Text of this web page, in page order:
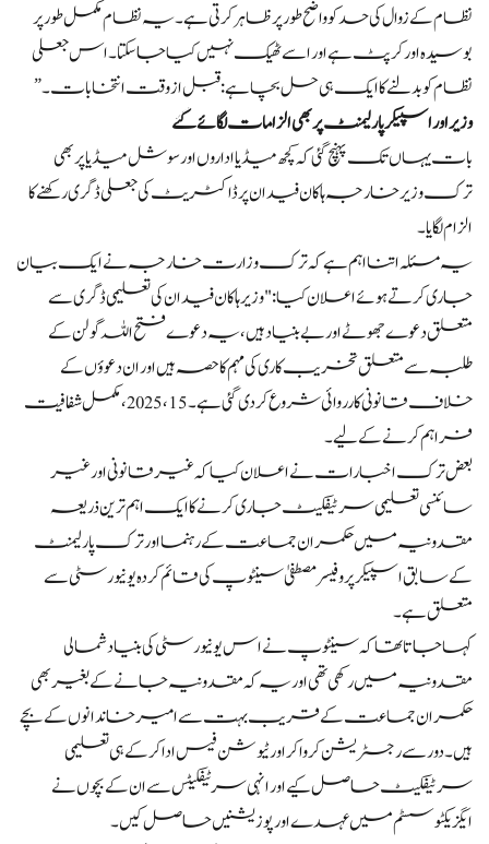
نظام کے زوال کی حد کو واضح طور پر ظاہر کرتی ہے۔ یہ نظام مکمل طور پر
بوسیدہ اور کرپٹ ہے اور اسے ٹھیک نہیں کیا جا سکتا۔ اس جعلی
نظام کو بدلنے کا ایک ہی حل بچا ہے: قبل از وقت انتخابات۔”
وزیر اور اسپیکر پارلیمنٹ پر بھی الزامات لگائے گئے
بات یہاں تک پہنچ گئی کہ کچھ میڈیا اداروں اور سوشل میڈیا پر بھی
ترک وزیر خارجہ ہاکان فیدان پر ڈاکٹریٹ کی جعلی ڈگری رکھنے کا
الزام لگایا۔
یہ مسئلہ اتنا اہم ہے کہ ترک وزارت خارجہ نے ایک بیان
جاری کرتے ہوئے اعلان کیا: "وزیر ہاکان فیدان کی تعلیمی ڈگری سے
متعلق دعوے جھوٹے اور بے بنیاد ہیں، یہ دعوے فتح اللہ گولن کے
طلبہ سے متعلق تخریب کاری کی مہم کا حصہ ہیں اور ان دعوؤں کے
خلاف قانونی کارروائی شروع کردی گئی ہے۔ 15، 2025، مکمل شفافیت
فراہم کرنے کے لیے۔
بعض ترک اخبارات نے اعلان کیا کہ غیر قانونی اور غیر
سائنسی تعلیمی سرٹیفکیٹ جاری کرنے کا ایک اہم ترین ذریعہ
مقدونیہ میں حکمران جماعت کے رہنما اور ترک پارلیمنٹ
کے سابق اسپیکر پروفیسر مصطفیٰ سینٹوپ کی قائم کردہ یونیورسٹی سے
متعلق ہے۔
کہا جاتا تھا کہ سینٹوپ نے اس یونیورسٹی کی بنیاد شمالی
مقدونیہ میں رکھی تھی اور یہ کہ مقدونیہ جانے کے بغیر بھی
حکمران جماعت کے قریب بہت سے امیر خاندانوں کے بچے
ہیں۔ دور سے رجسٹریشن کروا کر اور ٹیوشن فیس ادا کر کے ہی تعلیمی
سرٹیفکیٹ حاصل کیے اور انہی سرٹیفکیٹس سے ان کے بچوں نے
ایگزیکٹو سسٹم میں عہدے اور پوزیشنیں حاصل کیں۔